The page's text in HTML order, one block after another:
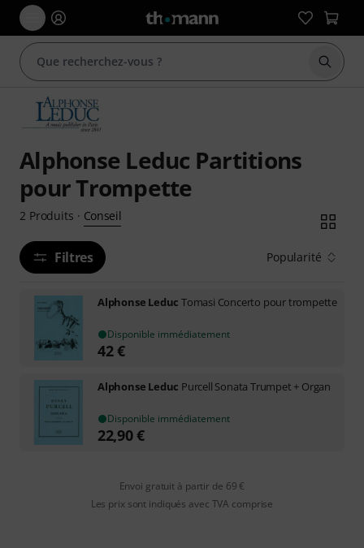
Alphonse Leduc Partitions
pour Trompette
2 Produits · Conseil
Filtres Popularité
Alphonse Leduc Tomasi Concerto pour trompette
Disponible immédiatement
42€
Alphonse Leduc Purcell Sonata Trumpet + Organ
Disponible immédiatement
22,90€
Envoi gratuit à partir de 69 €
Les prix sont indiqués avec TVA comprise